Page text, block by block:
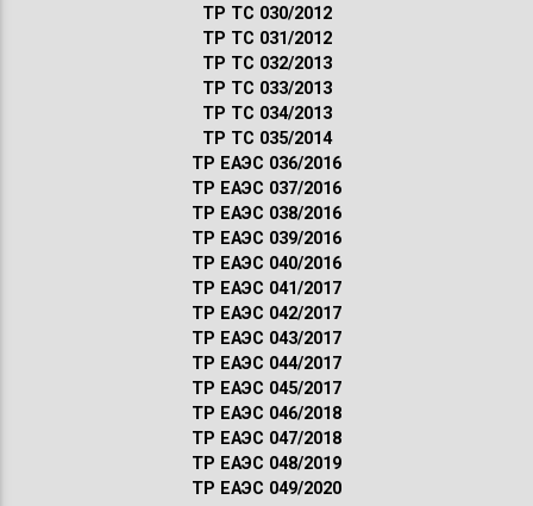
ТР ТС 030/2012
ТР ТС 031/2012
ТР ТС 032/2013
ТР ТС 033/2013
ТР ТС 034/2013
ТР ТС 035/2014
ТР ЕАЭС 036/2016
ТР ЕАЭС 037/2016
ТР ЕАЭС 038/2016
ТР ЕАЭС 039/2016
ТР ЕАЭС 040/2016
ТР ЕАЭС 041/2017
ТР ЕАЭС 042/2017
ТР ЕАЭС 043/2017
ТР ЕАЭС 044/2017
ТР ЕАЭС 045/2017
ТР ЕАЭС 046/2018
ТР ЕАЭС 047/2018
ТР ЕАЭС 048/2019
ТР ЕАЭС 049/2020